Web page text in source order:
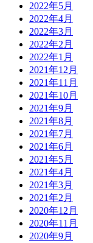
2022年5月
2022年4月
2022年3月
2022年2月
2022年1月
2021年12月
2021年11月
2021年10月
2021年9月
2021年8月
2021年7月
2021年6月
2021年5月
2021年4月
2021年3月
2021年2月
2020年12月
2020年11月
2020年9月